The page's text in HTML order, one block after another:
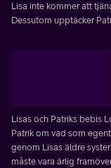
Lisa inte kommer att
Dessutom upptäcker
Lisas och Patriks bebis
Patrik om vad som
genom Lisas äldre
måste vara ärlig